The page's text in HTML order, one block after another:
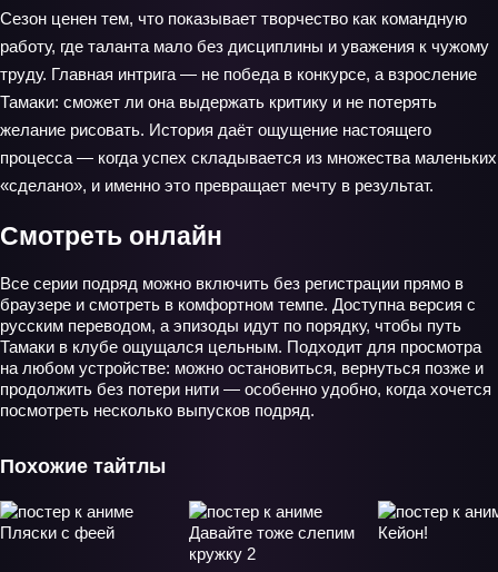
Сезон ценен тем, что показывает творчество как командную
работу, где таланта мало без дисциплины и уважения к чужому
труду. Главная интрига — не победа в конкурсе, а взросление
Тамаки: сможет ли она выдержать критику и не потерять
желание рисовать. История даёт ощущение настоящего
процесса — когда успех складывается из множества маленьких
«сделано», и именно это превращает мечту в результат.
Смотреть онлайн
Все серии подряд можно включить без регистрации прямо в
браузере и смотреть в комфортном темпе. Доступна версия с
русским переводом, а эпизоды идут по порядку, чтобы путь
Тамаки в клубе ощущался цельным. Подходит для просмотра
на любом устройстве: можно остановиться, вернуться позже и
продолжить без потери нити — особенно удобно, когда хочется
посмотреть несколько выпусков подряд.
Похожие тайтлы